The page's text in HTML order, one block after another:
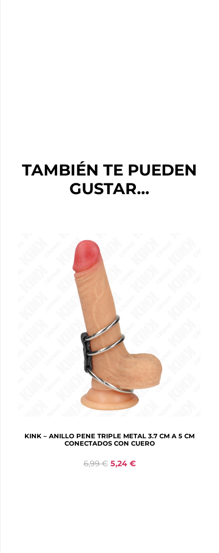
TAMBIÉN TE PUEDEN
GUSTAR…
KINK – ANILLO PENE TRIPLE METAL 3.7 CM A 5 CM
CONECTADOS CON CUERO
6,99€ 5,24 €